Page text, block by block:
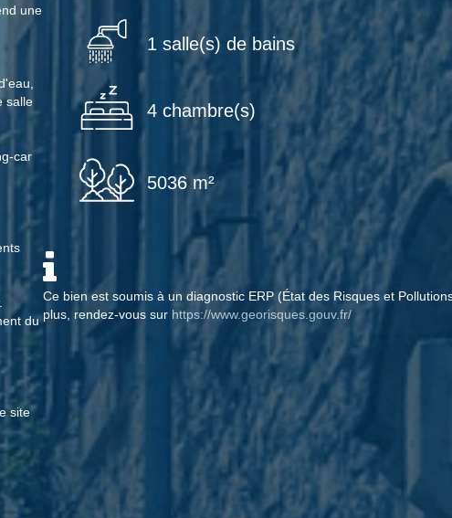
une
salle
car
du
site
1 salle(s) de bains
4 chambre(s)
5036 m²
Ce bien est soumis à un diagnostic ERP (État des Risques et
plus, rendez-vous sur https://www.georisques.gouv.fr/